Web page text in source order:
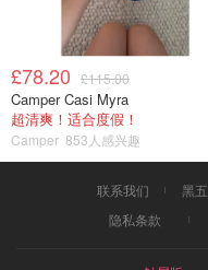
£78.20 £115.00
Camper Casi Myra
超清爽！适合度假！
Camper 853人感兴趣
联系我们 黑五
隐私条款